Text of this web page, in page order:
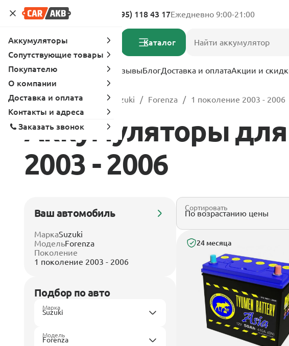
Адреса магазинов 8 (495) 118 43 17Ежедневно 9:00-21:00
Каталог
Услуги Вопрос-ответ ОтзывыБлогДоставка и оплатаАкции и
Главная Каталог Suzuki Forenza 1 поколение 2003 - 2006
Аккумуляторы для
2003 - 2006
Ваш автомобиль
МаркаSuzuki
МодельForenza
Поколение
1 поколение 2003 - 2006
Подбор по авто
Марка
Модель
Сортировать
24 месяца
Аккумуляторы
Сопутствующие товары
Покупателю
О компании
Доставка и оплата
Контакты и адреса
Заказать звонок